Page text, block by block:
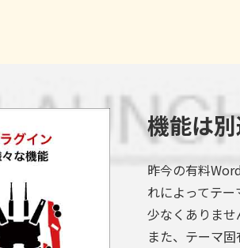
機能は
昨今の有料
れによってテ
少なくありませ
また、テーマ